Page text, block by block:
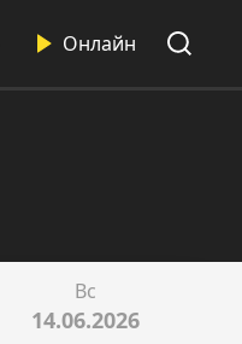
Онлайн
Вс
14.06.2026